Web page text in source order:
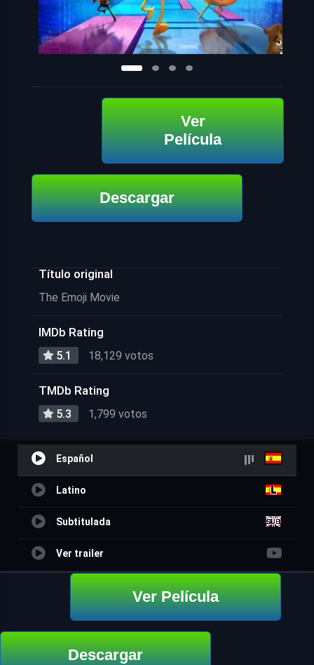
Ver
Película
Descargar
Título original
The Emoji Movie
IMDb Rating
5.1 18,129 votos
TMDb Rating
5.3 1,799 votos
Español
Latino
Subtitulada
Ver trailer
Ver Película
Descargar